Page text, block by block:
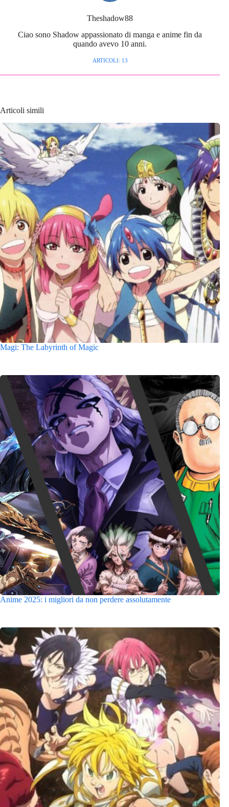
Theshadow88
Ciao sono Shadow appassionato di manga e anime fin da
quando avevo 10 anni.
ARTICOLI: 13
Articoli simili
Magi: The Labyrinth of Magic
Anime 2025: i migliori da non perdere assolutamente